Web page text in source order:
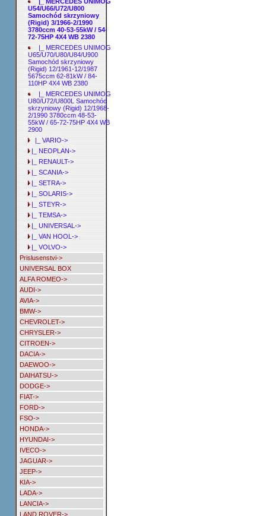
U54/U66/U72/U800
Samochód skrzyniowy
(Rigid) 3/1966-2/1990
3780ccm 40-53-55kW / 54-
72-75HP 4X4 WB 2380
|_ MERCEDES UNIMOG
U65/U70/U80/U84/U900
Samochód skrzyniowy
(Rigid) 12/1961-12/1987
5675ccm 62-81kW / 84-
110HP 4X4 WB 2380
|_ MERCEDES UNIMOG
U80/U72/U800L Samochód
skrzyniowy (Rigid) 12/1968-
2/1990 3780ccm 48-53-
55kW / 65-72-75HP 4X4 WB
2900
|_ VARIO->
|_ NEOPLAN->
|_ RENAULT->
|_ SCANIA->
|_ SETRA->
|_ SOLARIS->
|_ STEYR->
|_ TEMSA->
|_ UNIVERSAL->
|_ VAN HOOL->
|_ VOLVO->
Prislusenstvi->
UNIVERSAL BOX
ALFA ROMEO->
AUDI->
AVIA->
BMW->
CHEVROLET->
CHRYSLER->
CITROEN->
DACIA->
DAEWOO->
DAIHATSU->
DODGE->
FIAT->
FORD->
FSO->
HONDA->
HYUNDAI->
IVECO->
JAGUAR->
JEEP->
KIA->
LADA->
LANCIA->
LAND ROVER->